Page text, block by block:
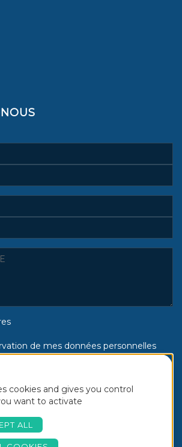
de mes données personnelles
confidentialité Piscines Aquinox :
cookies and gives you control
want to activate
ALL